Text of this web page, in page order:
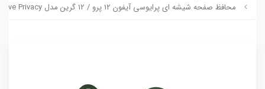
محافظ صفحه شیشه ای پرایوسی آیفون 12 پرو / 12 گرین مدل Steve Privacy